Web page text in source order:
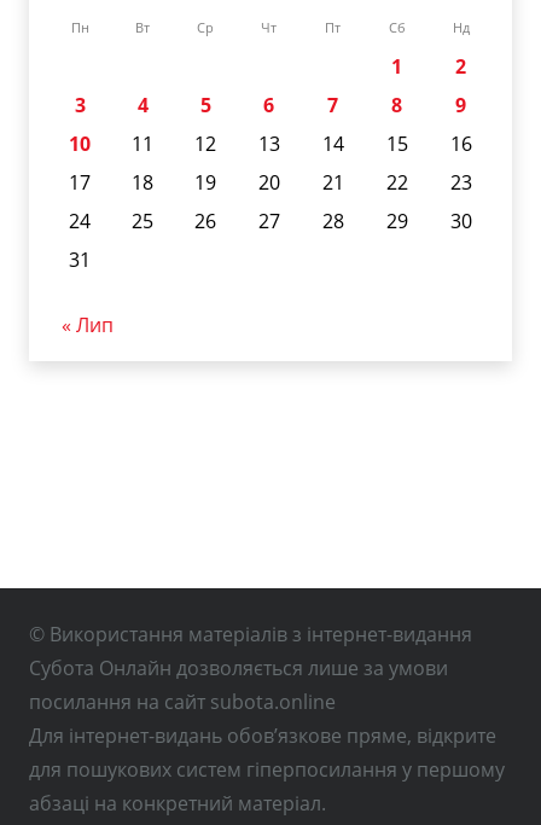
Пн Вт Ср Чт Пт Сб Нд
1
2
3
4 5 6 7 8
9
10
11 12 13 14 15
16
17
18 19 20 21 22
23
24
25 26 27 28 29
30
31
« Лип
© Використання матеріалів з інтернет-видання
Субота Онлайн дозволяється лише за умови
посилання на сайт subota.online
Для інтернет-видань обов’язкове пряме, відкрите
для пошукових систем гіперпосилання у першому
абзаці на конкретний матеріал.